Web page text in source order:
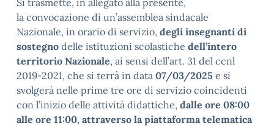
Si trasmette, in allegato alla presente,
la convocazione di un’assemblea sindacale
Nazionale, in orario di servizio, degli insegnanti di
sostegno delle istituzioni scolastiche dell’intero
territorio Nazionale, ai sensi dell’art. 31 del ccnl
2019-2021, che si terrà in data 07/03/2025 e si
svolgerà nelle prime tre ore di servizio coincidenti
con l’inizio delle attività didattiche, dalle ore 08:00
alle ore 11:00, attraverso la piattaforma telematica